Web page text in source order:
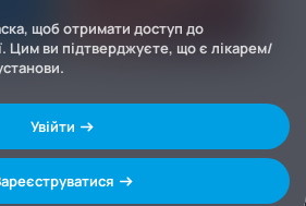
щоб отримати доступ до
Цим ви підтверджуєте, що є лікарем/
Увійти